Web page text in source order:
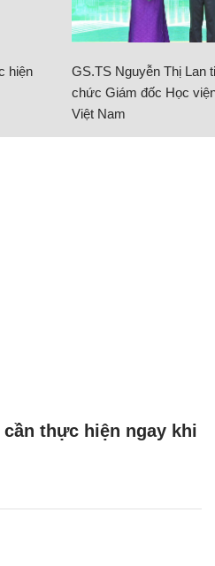
hiện
GS.TS Nguyễn Thị Lan
chức Giám đốc Học
Việt Nam
thực hiện ngay khi